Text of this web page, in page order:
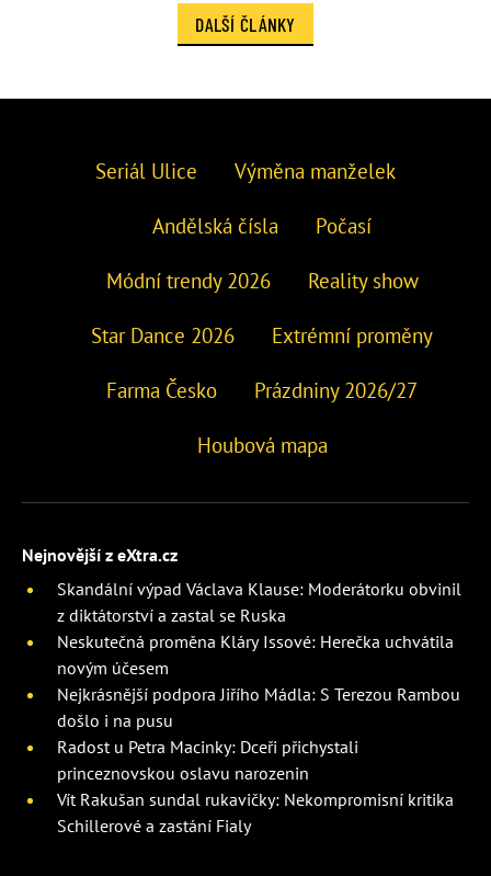
DALŠÍ ČLÁNKY
Seriál Ulice Výměna manželek
Andělská čísla Počasí
Módní trendy 2026 Reality show
Star Dance 2026 Extrémní proměny
Farma Česko Prázdniny 2026/27
Houbová mapa
Nejnovější z eXtra.cz
Skandální výpad Václava Klause: Moderátorku obvinil
z diktátorství a zastal se Ruska
Neskutečná proměna Kláry Issové: Herečka uchvátila
novým účesem
Nejkrásnější podpora Jiřího Mádla: S Terezou Rambou
došlo i na pusu
Radost u Petra Macinky: Dceři přichystali
princeznovskou oslavu narozenin
Vít Rakušan sundal rukavičky: Nekompromisní kritika
Schillerové a zastání Fialy